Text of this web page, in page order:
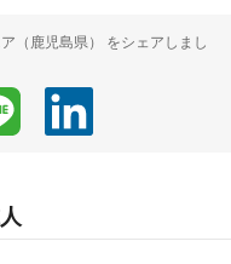
（鹿児島県） をシェアしまし